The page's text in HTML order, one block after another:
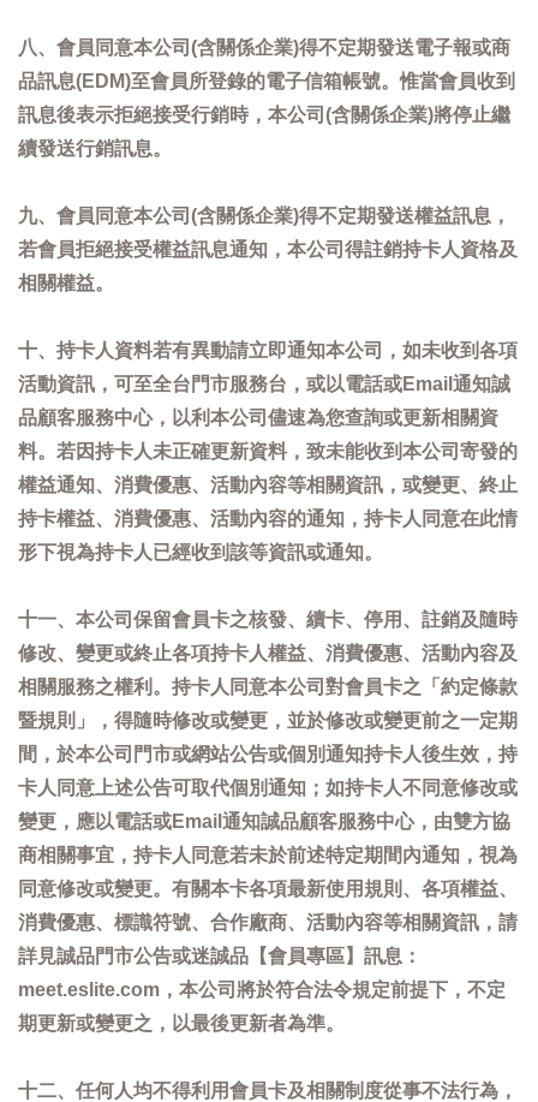
八、會員同意本公司(含關係企業)得不定期發送電子報或商
品訊息(EDM)至會員所登錄的電子信箱帳號。惟當會員收到
訊息後表示拒絕接受行銷時，本公司(含關係企業)將停止繼
續發送行銷訊息。
九、會員同意本公司(含關係企業)得不定期發送權益訊息，
若會員拒絕接受權益訊息通知，本公司得註銷持卡人資格及
相關權益。
十、持卡人資料若有異動請立即通知本公司，如未收到各項
活動資訊，可至全台門市服務台，或以電話或Email通知誠
品顧客服務中心，以利本公司儘速為您查詢或更新相關資
料。若因持卡人未正確更新資料，致未能收到本公司寄發的
權益通知、消費優惠、活動內容等相關資訊，或變更、終止
持卡權益、消費優惠、活動內容的通知，持卡人同意在此情
形下視為持卡人已經收到該等資訊或通知。
十一、本公司保留會員卡之核發、續卡、停用、註銷及隨時
修改、變更或終止各項持卡人權益、消費優惠、活動內容及
相關服務之權利。持卡人同意本公司對會員卡之「約定條款
暨規則」，得隨時修改或變更，並於修改或變更前之一定期
間，於本公司門市或網站公告或個別通知持卡人後生效，持
卡人同意上述公告可取代個別通知；如持卡人不同意修改或
變更，應以電話或Email通知誠品顧客服務中心，由雙方協
商相關事宜，持卡人同意若未於前述特定期間內通知，視為
同意修改或變更。有關本卡各項最新使用規則、各項權益、
消費優惠、標識符號、合作廠商、活動內容等相關資訊，請
詳見誠品門市公告或迷誠品【會員專區】訊息：
meet.eslite.com，本公司將於符合法令規定前提下，不定
期更新或變更之，以最後更新者為準。
十二、任何人均不得利用會員卡及相關制度從事不法行為，